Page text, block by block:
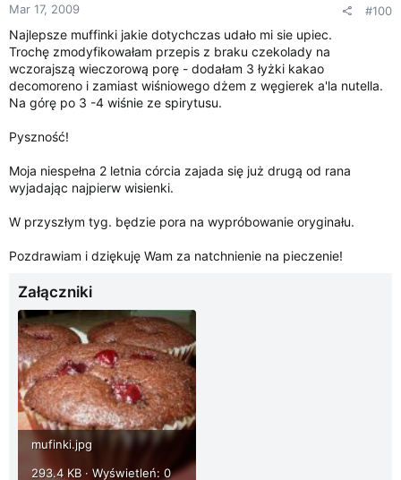
Mar 17, 2009 #100
Najlepsze muffinki jakie dotychczas udało mi sie upiec.
Trochę zmodyfikowałam przepis z braku czekolady na
wczorajszą wieczorową porę - dodałam 3 łyżki kakao
decomoreno i zamiast wiśniowego dżem z węgierek a'la nutella.
Na górę po 3 -4 wiśnie ze spirytusu.
Pyszność!
Moja niespełna 2 letnia córcia zajada się już drugą od rana
wyjadając najpierw wisienki.
W przyszłym tyg. będzie pora na wypróbowanie oryginału.
Pozdrawiam i dziękuję Wam za natchnienie na pieczenie!
Załączniki
mufinki.jpg
293.4 KB · Wyświetleń: 0